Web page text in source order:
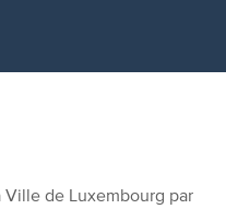
Ville de Luxembourg par